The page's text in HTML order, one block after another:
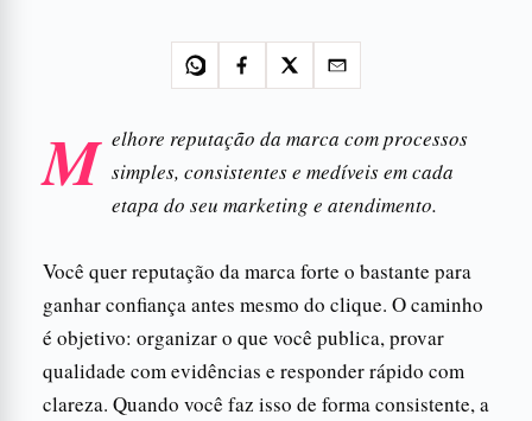
M elhore reputação da marca com processos
simples, consistentes e medíveis em cada
etapa do seu marketing e atendimento.
Você quer reputação da marca forte o bastante para
ganhar confiança antes mesmo do clique. O caminho
é objetivo: organizar o que você publica, provar
qualidade com evidências e responder rápido com
clareza. Quando você faz isso de forma consistente, a